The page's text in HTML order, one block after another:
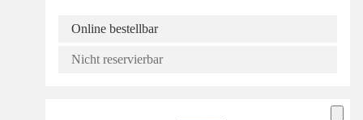
Online bestellbar
Nicht reservierbar